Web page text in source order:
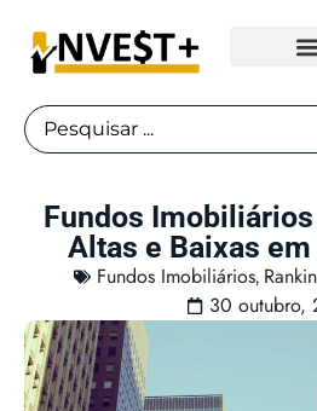
Fundos
Altas e Baixas
Fundos Imobiliários,
30 outubro,